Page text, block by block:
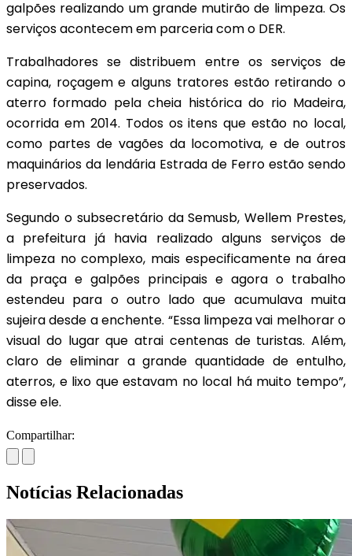
galpões realizando um grande mutirão de limpeza. Os
serviços acontecem em parceria com o DER.
Trabalhadores se distribuem entre os serviços de
capina, roçagem e alguns tratores estão retirando o
aterro formado pela cheia histórica do rio Madeira,
ocorrida em 2014. Todos os itens que estão no local,
como partes de vagões da locomotiva, e de outros
maquinários da lendária Estrada de Ferro estão sendo
preservados.
Segundo o subsecretário da Semusb, Wellem Prestes,
a prefeitura já havia realizado alguns serviços de
limpeza no complexo, mais especificamente na área
da praça e galpões principais e agora o trabalho
estendeu para o outro lado que acumulava muita
sujeira desde a enchente. “Essa limpeza vai melhorar o
visual do lugar que atrai centenas de turistas. Além,
claro de eliminar a grande quantidade de entulho,
aterros, e lixo que estavam no local há muito tempo”,
disse ele.
Compartilhar:
Notícias Relacionadas